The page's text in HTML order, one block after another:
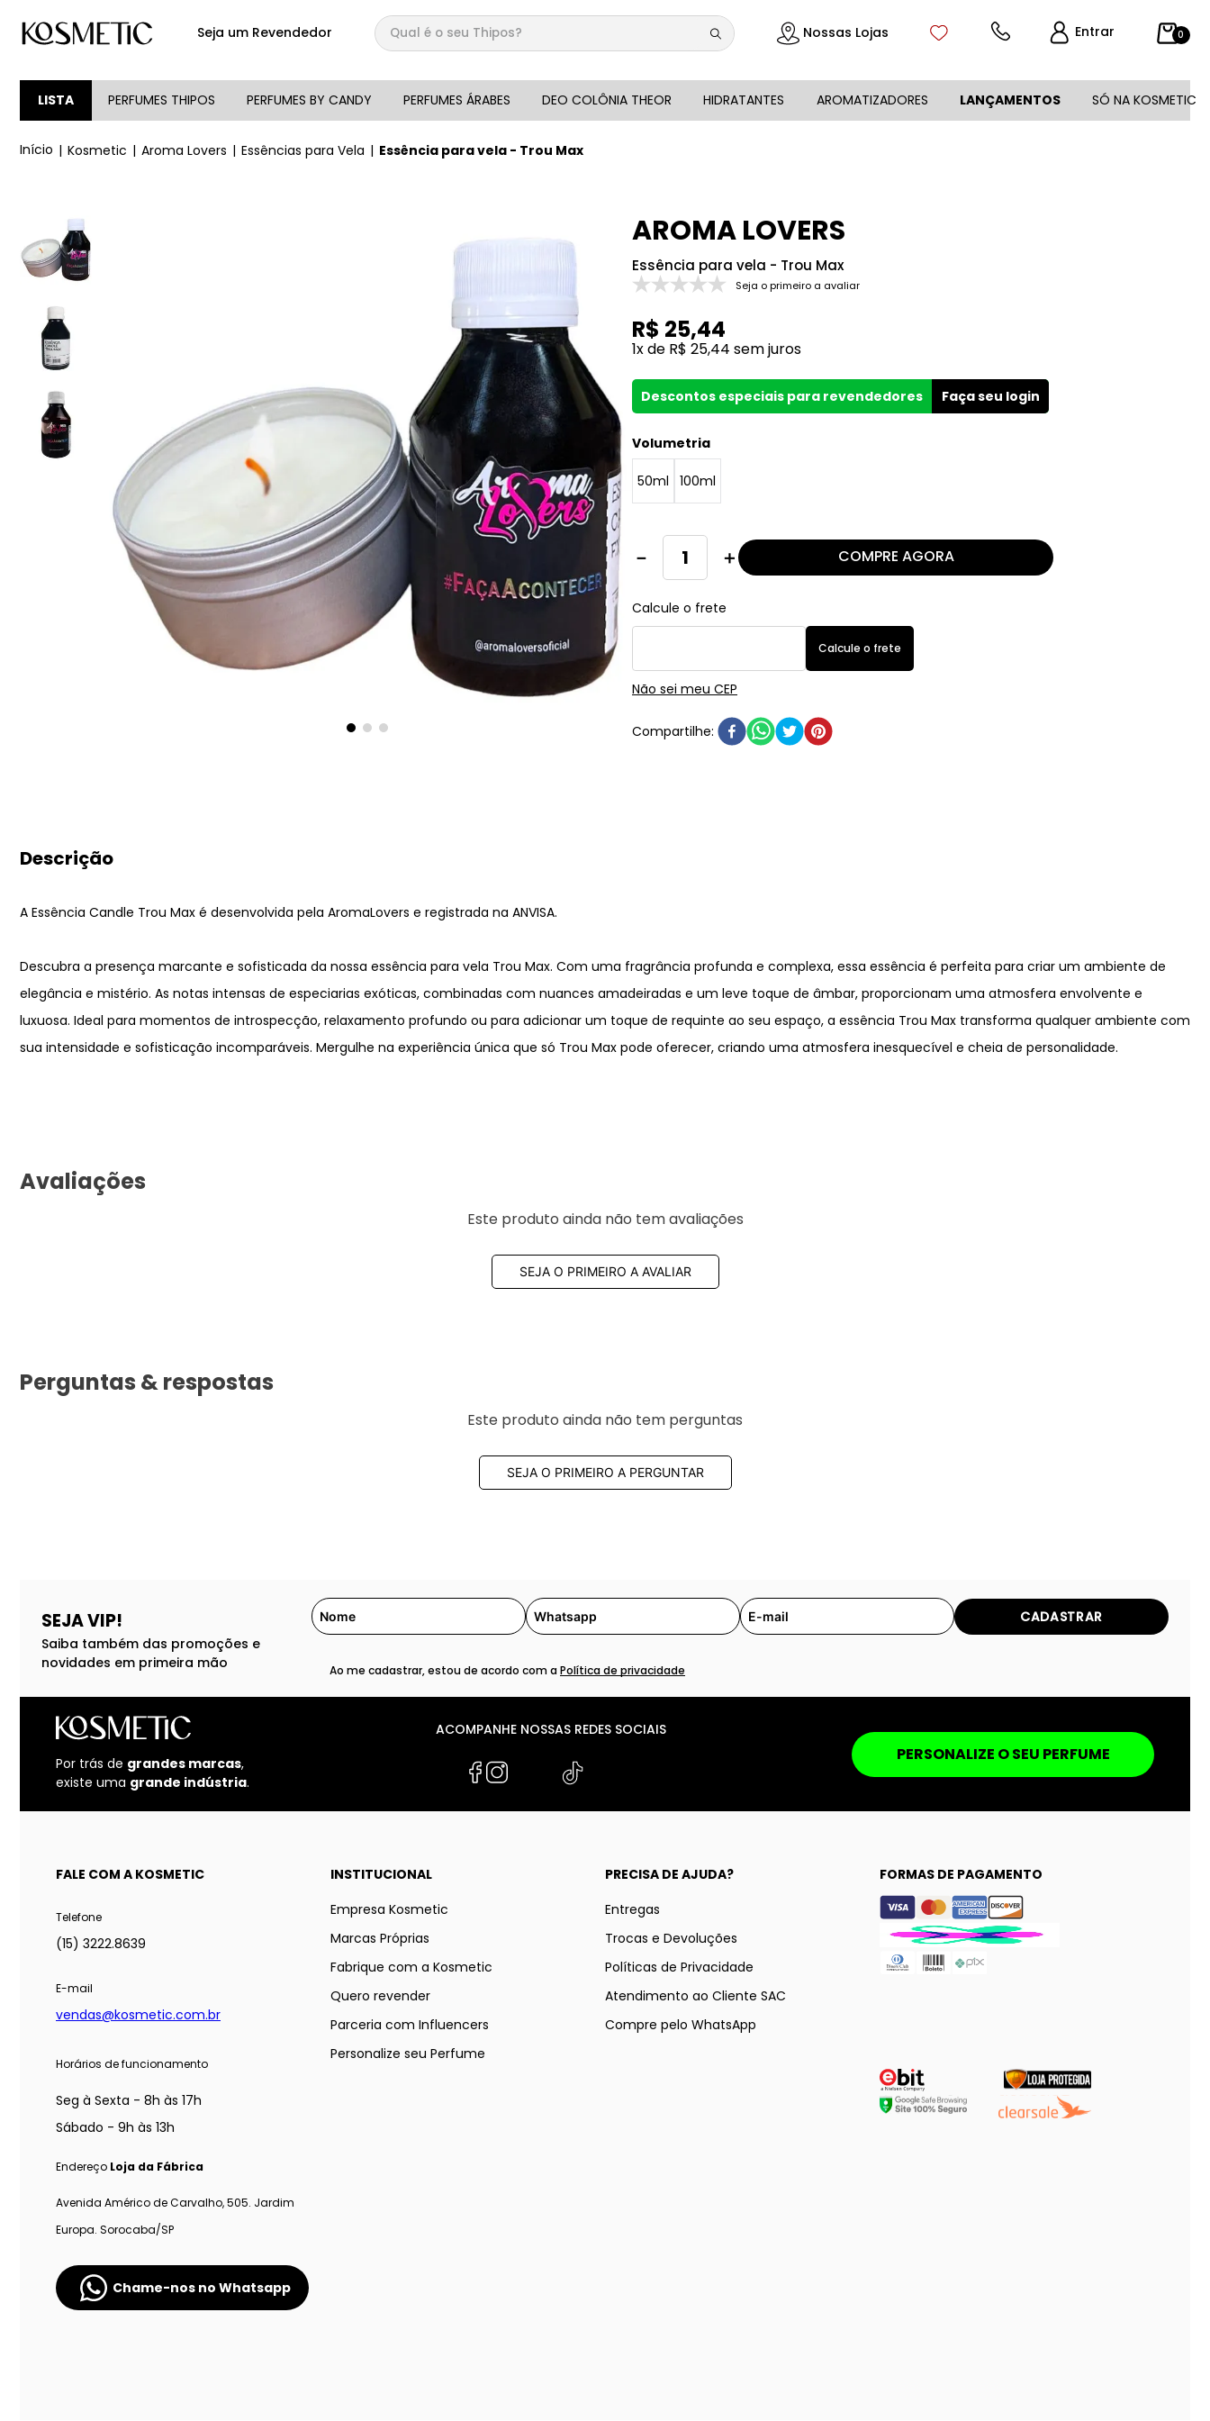
Seja um Revendedor
Qual é o seu Thipos?
Nossas Lojas Entrar 0
LISTA PERFUMES THIPOS PERFUMES BY CANDY PERFUMES ÁRABES DEO COLÔNIA THEOR HIDRATANTES AROMATIZADORES LANÇAMENTOS SÓ NA KOSMETIC
Kosmetic Aroma Lovers Essências para Vela Essência para vela - Trou Max
AROMA LOVERS
Essência para vela - Trou Max
Seja o primeiro a avaliar
R$ 25,44
1x de R$ 25,44 sem juros
Descontos especiais para revendedores Faça seu login
Volumetria
50ml 100ml
＋
－ COMPRE AGORA
Não sei meu CEP
Descrição
A Essência Candle Trou Max é desenvolvida pela AromaLovers e registrada na ANVISA.
Descubra a presença marcante e sofisticada da nossa essência para vela Trou Max. Com uma fragrância profunda e complexa, essa essência é perfeita para criar um ambiente de
elegância e mistério. As notas intensas de especiarias exóticas, combinadas com nuances amadeiradas e um leve toque de âmbar, proporcionam uma atmosfera envolvente e
luxuosa. Ideal para momentos de introspecção, relaxamento profundo ou para adicionar um toque de requinte ao seu espaço, a essência Trou Max transforma qualquer ambiente com
sua intensidade e sofisticação incomparáveis. Mergulhe na experiência única que só Trou Max pode oferecer, criando uma atmosfera inesquecível e cheia de personalidade.
Avaliações
Este produto ainda não tem avaliações
SEJA O PRIMEIRO A AVALIAR
Perguntas & respostas
Este produto ainda não tem perguntas
SEJA O PRIMEIRO A PERGUNTAR
SEJA VIP!
Saiba também das promoções e
novidades em primeira mão
CADASTRAR
Ao me cadastrar, estou de acordo com aPolítica de privacidade
Por trás de grandes marcas,
existe uma grande indústria.
ACOMPANHE NOSSAS REDES SOCIAIS
PERSONALIZE O SEU PERFUME
FALE COM A KOSMETIC
Telefone
(15) 3222.8639
E-mail
vendas@kosmetic.com.br
Horários de funcionamento
Seg à Sexta - 8h às 17h
Sábado - 9h às 13h
Endereço Loja da Fábrica
Avenida Américo de Carvalho, 505. Jardim
Europa. Sorocaba/SP
Chame-nos no Whatsapp
INSTITUCIONAL
Empresa Kosmetic
Marcas Próprias
Fabrique com a Kosmetic
Quero revender
Parceria com Influencers
Personalize seu Perfume
PRECISA DE AJUDA?
Entregas
Trocas e Devoluções
Políticas de Privacidade
Atendimento ao Cliente SAC
Compre pelo WhatsApp
FORMAS DE PAGAMENTO
1 º
144
3º
146